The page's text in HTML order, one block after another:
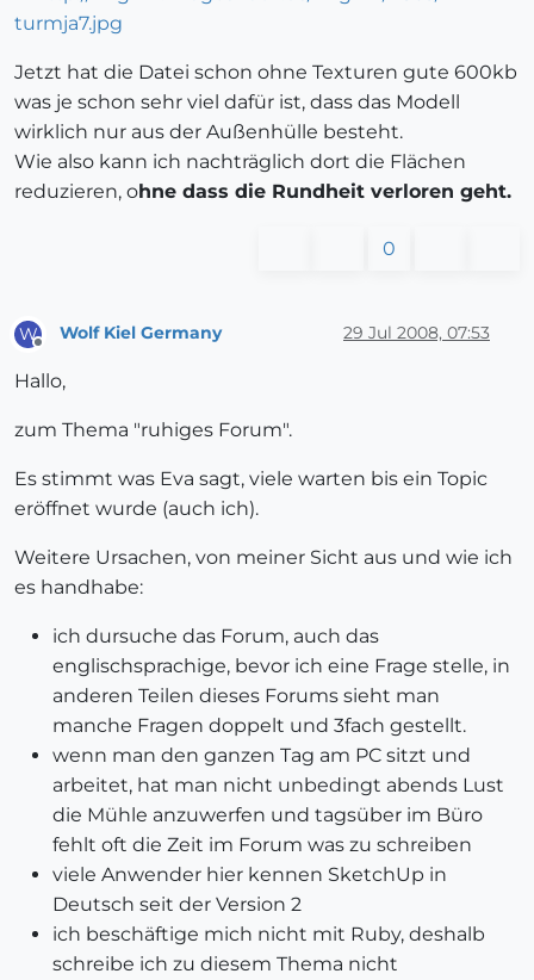
Jetzt hat die Datei schon ohne Texturen gute 600kb
was je schon sehr viel dafür ist, dass das Modell
wirklich nur aus der Außenhülle besteht.
Wie also kann ich nachträglich dort die Flächen
reduzieren, ohne dass die Rundheit verloren geht.
0
W
Offline
Wolf Kiel Germany 29 Jul 2008, 07:53
Hallo,
zum Thema "ruhiges Forum".
Es stimmt was Eva sagt, viele warten bis ein Topic
eröffnet wurde (auch ich).
Weitere Ursachen, von meiner Sicht aus und wie ich
es handhabe:
ich dursuche das Forum, auch das
englischsprachige, bevor ich eine Frage stelle, in
anderen Teilen dieses Forums sieht man
manche Fragen doppelt und 3fach gestellt.
wenn man den ganzen Tag am PC sitzt und
arbeitet, hat man nicht unbedingt abends Lust
die Mühle anzuwerfen und tagsüber im Büro
fehlt oft die Zeit im Forum was zu schreiben
viele Anwender hier kennen SketchUp in
Deutsch seit der Version 2
ich beschäftige mich nicht mit Ruby, deshalb
schreibe ich zu diesem Thema nicht